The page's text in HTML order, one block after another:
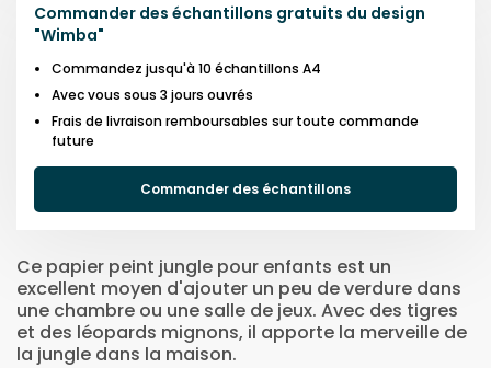
Commander des échantillons gratuits du design
"Wimba"
Commandez jusqu'à 10 échantillons A4
Avec vous sous 3 jours ouvrés
Frais de livraison remboursables sur toute commande
future
Commander des échantillons
Ce papier peint jungle pour enfants est un
excellent moyen d'ajouter un peu de verdure dans
une chambre ou une salle de jeux. Avec des tigres
et des léopards mignons, il apporte la merveille de
la jungle dans la maison.